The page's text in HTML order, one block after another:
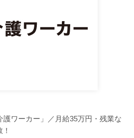
護ワーカー」／月給35万円・残業な